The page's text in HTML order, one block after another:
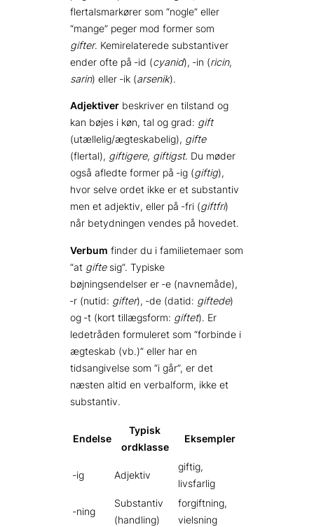
flertalsmarkører som “nogle” eller
“mange” peger mod former som
gifter. Kemi­relaterede substantiver
ender ofte på ‑id (cyanid), ‑in (ricin,
sarin) eller ‑ik (arsenik).
Adjektiver beskriver en tilstand og
kan bøjes i køn, tal og grad: gift
(utællelig/ægteskabelig), gifte
(flertal), giftigere, giftigst. Du møder
også afledte former på ‑ig (giftig),
hvor selve ordet ikke er et substantiv
men et adjektiv, eller på ‑fri (giftfri)
når betydningen vendes på hovedet.
Verbum finder du i familietemaer som
“at giftesig”. Typiske
bøjningsendelser er ‑e (navnemåde),
‑r (nutid: gifter), ‑de (datid: giftede)
og ‑t (kort tillægsform: giftet). Er
ledetråden formuleret som “forbinde i
ægteskab (vb.)” eller har en
tidsangivelse som “i går”, er det
næsten altid en verbalform, ikke et
substantiv.
Endelse
Typisk
ordklasse
Eksempler
-ig Adjektiv
giftig,
livsfarlig
-ning
Substantiv
(handling)
forgiftning,
vielsning